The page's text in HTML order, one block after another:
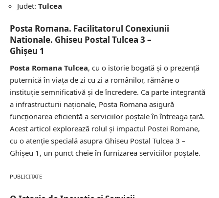
Judet: Tulcea
Posta Romana. Facilitatorul Conexiunii
Nationale. Ghiseu Postal Tulcea 3 –
Ghişeu 1
Posta Romana Tulcea, cu o istorie bogată și o prezență
puternică în viața de zi cu zi a românilor, rămâne o
instituție semnificativă și de încredere. Ca parte integrantă
a infrastructurii naționale, Posta Romana asigură
funcționarea eficientă a serviciilor poștale în întreaga țară.
Acest articol explorează rolul și impactul Postei Romane,
cu o atenție specială asupra Ghiseu Postal Tulcea 3 –
Ghişeu 1, un punct cheie în furnizarea serviciilor poștale.
PUBLICITATE